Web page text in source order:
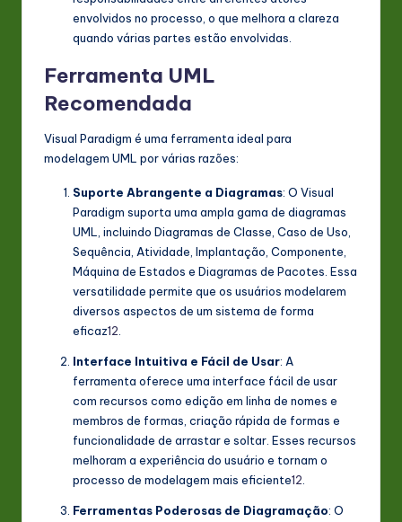
envolvidos no processo, o que melhora a clareza
quando várias partes estão envolvidas
Ferramenta UML
Recomendada
Visual Paradigm é uma ferramenta ideal para
modelagem UML por várias razões:
Suporte Abrangente a Diagramas: O Visual
Paradigm suporta uma ampla gama de diagramas
UML, incluindo Diagramas de Classe, Caso de Uso,
Sequência, Atividade, Implantação, Componente,
Máquina de Estados e Diagramas de Pacotes. Essa
versatilidade permite que os usuários modelarem
diversos aspectos de um sistema de forma
eficaz12
Interface Intuitiva e Fácil de Usar: A
ferramenta oferece uma interface fácil de usar
com recursos como edição em linha de nomes e
membros de formas, criação rápida de formas e
funcionalidade de arrastar e soltar. Esses recursos
melhoram a experiência do usuário e tornam o
processo de modelagem mais eficiente12
Ferramentas Poderosas de Diagramação: O